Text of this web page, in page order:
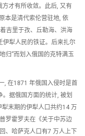
方才有所收敛。此后, 又有
本是清代索伦营驻地, 依
吉里于孜、丘勒海、洪海
伊犁人民的铁证。后来扎尔
归”而划入俄国的克特满玉
, 在1871 年俄国入侵时是首
据俄国方面的统计, 被划
末期的伊犁人口共约14 万
罗霍罗夫在《关于中苏边
、哈萨克人口有7 万人上下